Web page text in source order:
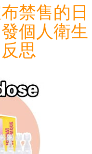
禁售的日
個人衛生
思